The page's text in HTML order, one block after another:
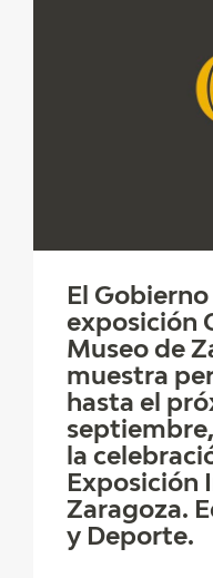
El
exposición
Museo de
muestra
hasta el
la
Exposición
Zaragoza.
y Deporte.